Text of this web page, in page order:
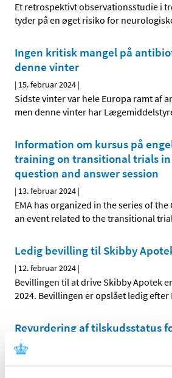
Et retrospektivt observationsstudie i
tyder på en øget risiko for
Ingen kritisk mangel på
denne vinter
| 15. februar 2024 |
Sidste vinter var hele Europa ramt af
men denne vinter har
Information om kursus på
training on transitional trials in
question and answer session
| 13. februar 2024 |
EMA has organized in the series of the
an event related to the transitional
Ledig bevilling til Skibby
| 12. februar 2024 |
Bevillingen til at drive Skibby Apotek
2024. Bevillingen er opslået ledig efter
Revurdering af tilskudsstatus
blodfortyndende medicin